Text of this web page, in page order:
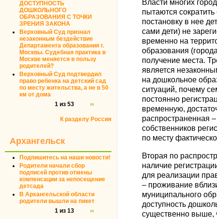
ДОСТУПНОСТЬ
ДОШКОЛЬНОГО
ОБРАЗОВАНИЯ С ТОЧКИ
ЗРЕНИЯ ЗАКОНА
Верховный Суд признал
незаконным бездействие
Департамента образования г.
Москвы. Судебная практика в
Москве меняется в пользу
родителей?
Верховный Суд подтвердил
право ребенка на детский сад
по месту жительства, а не в 50
км от дома
1 из 53
››
К разделу Россия
Архангельск
Подпишитесь на наши новости!
Родители начали сбор
подписей против отмены
компенсации за непосещение
детсада
В Архангельской области
родители вышли на пикет
1 из 13
››
Власти многих
пытаются сократить
постановку в нее
сами дети) не
временно на
образования
получение места.
является
на дошкольное
ситуаций, почему
постоянно
временную,
распространенная
собственников
по месту
Вторая по
наличие
для реализации
– проживание
муниципального
доступность
существенно выше,